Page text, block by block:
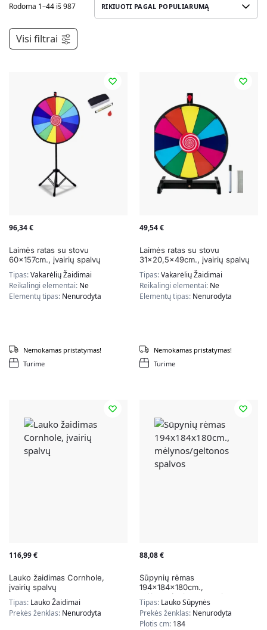
Rodoma 1–44 iš 987
Visi filtrai
96,34€
Laimės ratas su stovu
60x157cm., įvairių spalvų
Tipas:Vakarėlių Žaidimai
Reikalingi elementai: Ne
Elementų tipas: Nenurodyta
Turime
Nemokamas pristatymas!
49,54€
Laimės ratas su stovu
31×20,5x49cm., įvairių spalvų
Tipas:Vakarėlių Žaidimai
Reikalingi elementai: Ne
Elementų tipas: Nenurodyta
Turime
Nemokamas pristatymas!
116,99€
Lauko žaidimas Cornhole,
įvairių spalvų
Tipas: Lauko Žaidimai
Prekės ženklas: Nenurodyta
88,08€
Sūpynių rėmas
194x184x180cm.,
mėlynos/geltonos spalvos
Tipas: Lauko Sūpynės
Prekės ženklas: Nenurodyta
Plotis cm: 184